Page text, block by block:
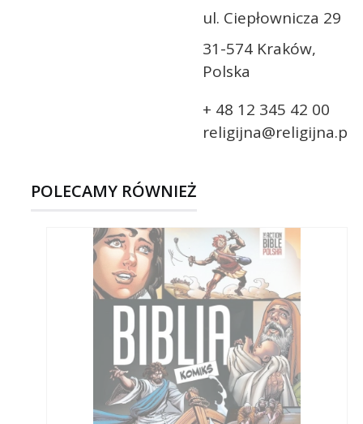
ul. Ciepłownicza 29
31-574 Kraków,
Polska
+ 48 12 345 42 00
religijna@religijna.pl
POLECAMY RÓWNIEŻ